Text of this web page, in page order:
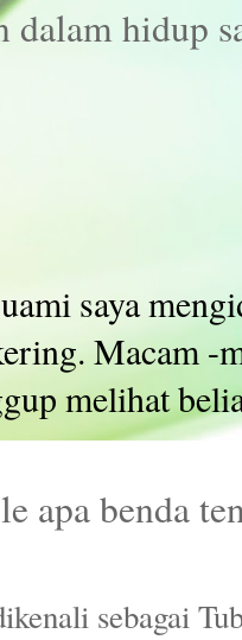
dalam hidup
saya
Macam -
melihat
apa benda
sebagai